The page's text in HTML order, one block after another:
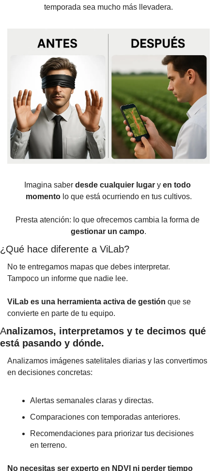
temporada sea mucho más llevadera.
Imagina saber desde cualquier lugar y en todo
momento lo que está ocurriendo en tus cultivos.
gestionar un campo.
¿Qué hace diferente a ViLab?
No te entregamos mapas que debes interpretar.
Tampoco un informe que nadie lee.
ViLab es una herramienta activa de gestión que se
convierte en parte de tu equipo.
Analizamos, interpretamos y te decimos qué
está pasando y dónde.
Analizamos imágenes satelitales diarias y las convertimos
en decisiones concretas:
Alertas semanales claras y directas.
Comparaciones con temporadas anteriores.
Recomendaciones para priorizar tus decisiones
en terreno.
No necesitas ser experto en NDVI ni perder tiempo